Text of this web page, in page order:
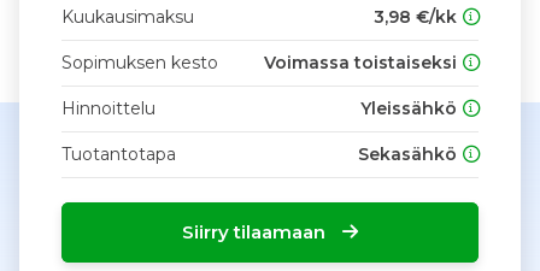
Kuukausimaksu 3,98 €/kk
Sopimuksen kesto Voimassa toistaiseksi
Hinnoittelu Yleissähkö
Tuotantotapa Sekasähkö
Siirry tilaamaan